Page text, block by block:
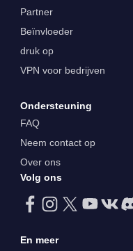
Partner
Beïnvloeder
druk op
VPN voor bedrijven
Ondersteuning
FAQ
Neem contact op
Over ons
Volg ons
En meer